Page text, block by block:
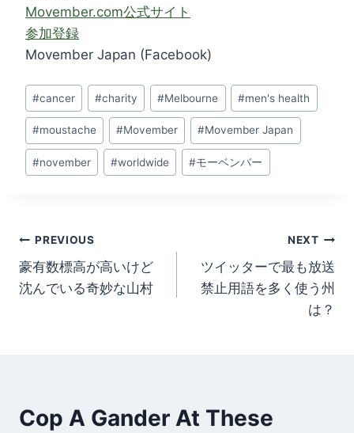
Movember.com公式サイト
参加登録
Movember Japan (Facebook)
Post
Tags:
#cancer #charity #Melbourne #men's health
#moustache #Movember #Movember Japan
#november #worldwide #モーベンバー
Post
navigation
PREVIOUS
豪有数標高が高いけど
沈んでいる奇妙な山村
NEXT
ツイッターで最も放送
禁止用語を多く使う州
は？
Cop A Gander At These